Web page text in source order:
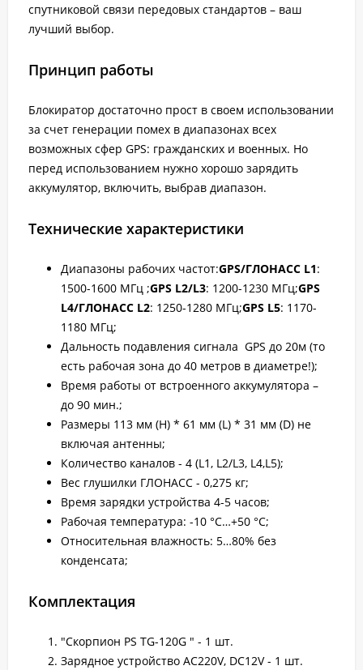
спутниковой связи передовых стандартов – ваш
лучший выбор.
Принцип работы
Блокиратор достаточно прост в своем использовании
за счет генерации помех в диапазонах всех
возможных сфер GPS: гражданских и военных. Но
перед использованием нужно хорошо зарядить
аккумулятор, включить, выбрав диапазон.
Технические характеристики
Диапазоны рабочих частот:GPS/ГЛОНАСС L1:
1500-1600 МГц ;GPS L2/L3: 1200-1230 МГц;GPS
L4/ГЛОНАСС L2: 1250-1280 МГц;GPS L5: 1170-
1180 МГц;
Дальность подавления сигнала GPS до 20м (то
есть рабочая зона до 40 метров в диаметре!);
Время работы от встроенного аккумулятора –
до 90 мин.;
Размеры 113 мм (H) * 61 мм (L) * 31 мм (D) не
включая антенны;
Количество каналов - 4 (L1, L2/L3, L4,L5);
Вес глушилки ГЛОНАСС - 0,275 кг;
Время зарядки устройства 4-5 часов;
Рабочая температура: -10 °С…+50 °С;
Относительная влажность: 5…80% без
конденсата;
Комплектация
"Скорпион PS TG-120G " - 1 шт.
Зарядное устройство AC220V, DC12V - 1 шт.